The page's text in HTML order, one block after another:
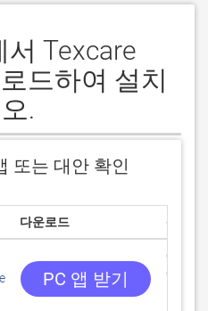
서 Texcare
드하여 설치
.
또는 대안 확인
다운로드 평점
PC 앱 받기
0/5
0 리뷰